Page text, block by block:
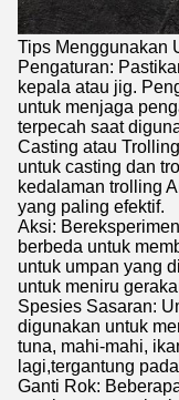
Tips Menggunakan
Pengaturan:
kepala atau jig.
untuk menjaga
terpecah saat
Casting atau
untuk casting dan
kedalaman trolling
yang paling efektif.
Aksi:
berbeda untuk
untuk umpan yang
untuk meniru
Spesies Sasaran:
digunakan untuk
tuna, mahi-mahi,
lagi,tergantung
Ganti Rok: